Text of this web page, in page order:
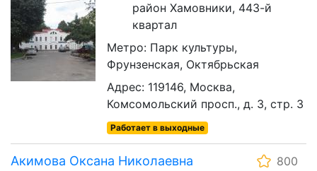
район Хамовники, 443-й
квартал
Метро: Парк культуры,
Фрунзенская, Октябрьская
Адрес: 119146, Москва,
Комсомольский просп., д. 3, стр. 3
Работает в выходные
Акимова Оксана Николаевна
800